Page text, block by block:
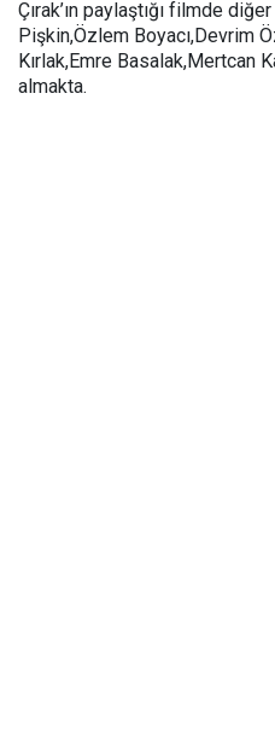
Çırak’ın paylaştığı filmde
Pişkin,Özlem Boyacı,Devrim
Kırlak,Emre Basalak,Mertcan
almakta.